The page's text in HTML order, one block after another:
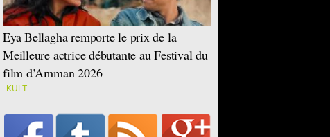
Eya Bellagha remporte le prix de la
Meilleure actrice débutante au Festival du
film d’Amman 2026
KULT